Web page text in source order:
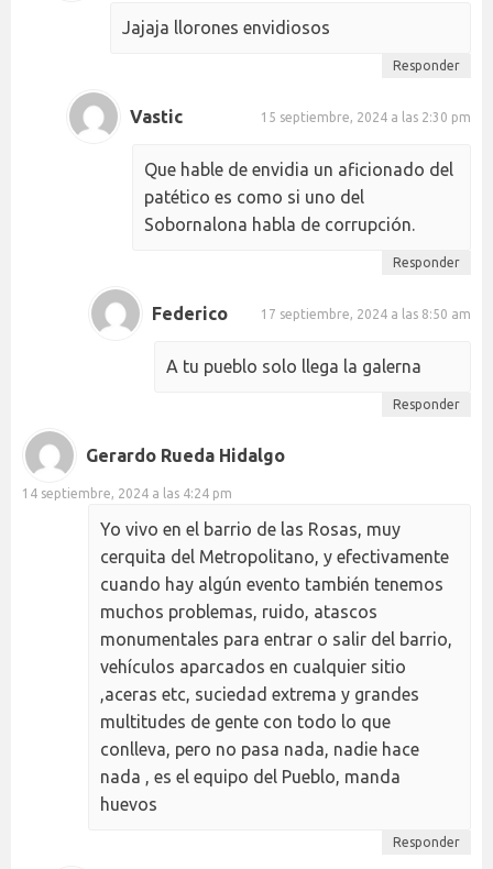
Jajaja llorones envidiosos
Responder
Vastic 15 septiembre, 2024 a las 2:30 pm
Que hable de envidia un aficionado del
patético es como si uno del
Sobornalona habla de corrupción.
Responder
Federico 17 septiembre, 2024 a las 8:50 am
A tu pueblo solo llega la galerna
Responder
Gerardo Rueda Hidalgo
14 septiembre, 2024 a las 4:24 pm
Yo vivo en el barrio de las Rosas, muy
cerquita del Metropolitano, y efectivamente
cuando hay algún evento también tenemos
muchos problemas, ruido, atascos
monumentales para entrar o salir del barrio,
vehículos aparcados en cualquier sitio
,aceras etc, suciedad extrema y grandes
multitudes de gente con todo lo que
conlleva, pero no pasa nada, nadie hace
nada , es el equipo del Pueblo, manda
huevos
Responder